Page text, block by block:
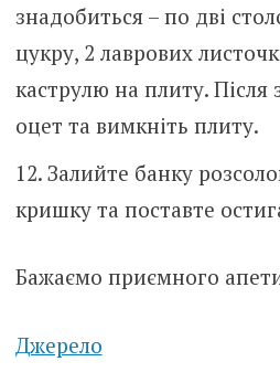
знадобиться – по дві
цукру, 2 лаврових
каструлю на плиту.
оцет та вимкніть плиту.
Залийте банку
кришку та поставте
Бажаємо приємного
Джерело